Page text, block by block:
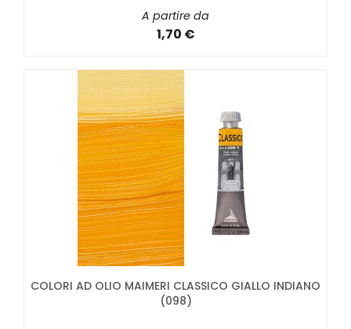
A partire da
1,70 €
COLORI AD OLIO MAIMERI CLASSICO GIALLO INDIANO
(098)